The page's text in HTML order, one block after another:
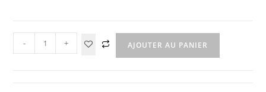
- + AJOUTER AU PANIER